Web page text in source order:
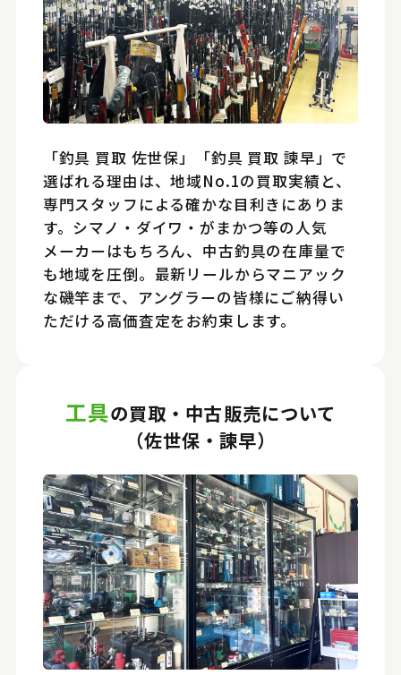
「釣具 買取 佐世保」「釣具 買取 諫早」で
選ばれる理由は、地域No.1の買取実績と、
専門スタッフによる確かな目利きにありま
す。シマノ・ダイワ・がまかつ等の人気
メーカーはもちろん、中古釣具の在庫量で
も地域を圧倒。最新リールからマニアック
な磯竿まで、アングラーの皆様にご納得い
ただける高価査定をお約束します。
工具の買取・中古販売について
（佐世保・諫早）